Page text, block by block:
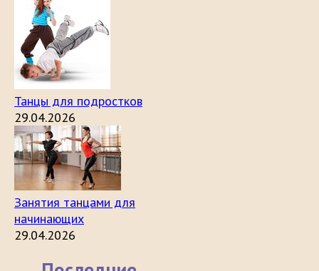
Танцы для подростков
29.04.2026
Занятия танцами для
начинающих
29.04.2026